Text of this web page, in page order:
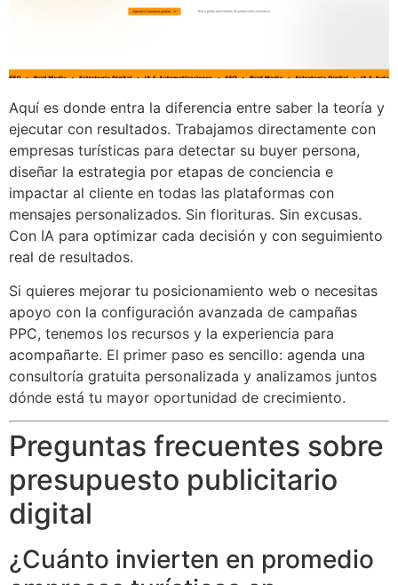
Aquí es donde entra la diferencia entre saber la teoría y
ejecutar con resultados. Trabajamos directamente con
empresas turísticas para detectar su buyer persona,
diseñar la estrategia por etapas de conciencia e
impactar al cliente en todas las plataformas con
mensajes personalizados. Sin florituras. Sin excusas.
Con IA para optimizar cada decisión y con seguimiento
real de resultados.
Si quieres mejorar tu posicionamiento web o necesitas
apoyo con la configuración avanzada de campañas
PPC, tenemos los recursos y la experiencia para
acompañarte. El primer paso es sencillo: agenda una
consultoría gratuita personalizada y analizamos juntos
dónde está tu mayor oportunidad de crecimiento.
Preguntas frecuentes sobre
presupuesto publicitario
digital
¿Cuánto invierten en promedio